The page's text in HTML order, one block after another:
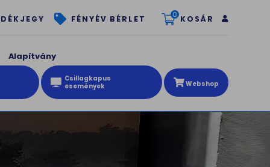
FÉNYÉV BÉRLET 0 KOSÁR
Alapítvány
Csillagkapus
események
Webshop